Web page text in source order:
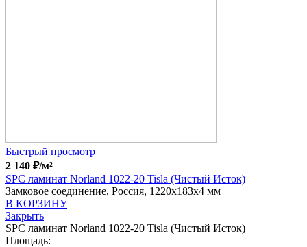
Быстрый просмотр
2 140 ₽/м²
SPC ламинат Norland 1022-20 Tisla (Чистый Исток)
Замковое соединение, Россия, 1220x183x4 мм
В КОРЗИНУ
Закрыть
SPC ламинат Norland 1022-20 Tisla (Чистый Исток)
Площадь: